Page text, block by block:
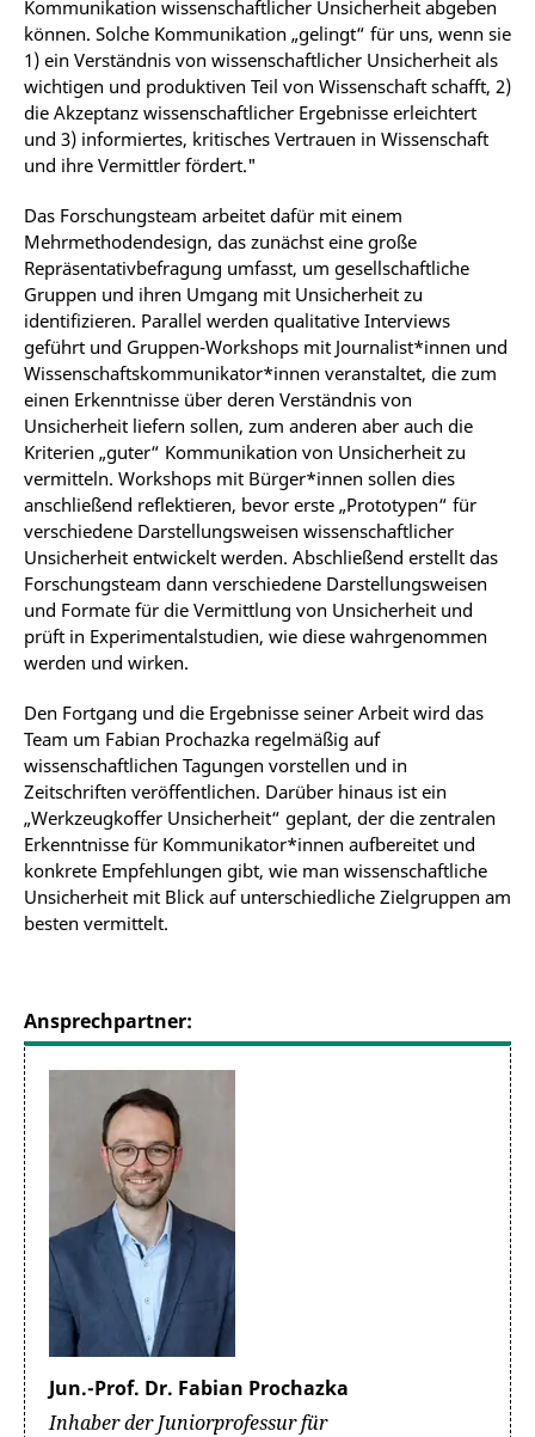
Kommunikation wissenschaftlicher Unsicherheit abgeben
können. Solche Kommunikation „gelingt“ für uns, wenn sie
1) ein Verständnis von wissenschaftlicher Unsicherheit als
wichtigen und produktiven Teil von Wissenschaft schafft, 2)
die Akzeptanz wissenschaftlicher Ergebnisse erleichtert
und 3) informiertes, kritisches Vertrauen in Wissenschaft
und ihre Vermittler fördert."
Das Forschungsteam arbeitet dafür mit einem
Mehrmethodendesign, das zunächst eine große
Repräsentativbefragung umfasst, um gesellschaftliche
Gruppen und ihren Umgang mit Unsicherheit zu
identifizieren. Parallel werden qualitative Interviews
geführt und Gruppen-Workshops mit Journalist*innen und
Wissenschaftskommunikator*innen veranstaltet, die zum
einen Erkenntnisse über deren Verständnis von
Unsicherheit liefern sollen, zum anderen aber auch die
Kriterien „guter“ Kommunikation von Unsicherheit zu
vermitteln. Workshops mit Bürger*innen sollen dies
anschließend reflektieren, bevor erste „Prototypen“ für
verschiedene Darstellungsweisen wissenschaftlicher
Unsicherheit entwickelt werden. Abschließend erstellt das
Forschungsteam dann verschiedene Darstellungsweisen
und Formate für die Vermittlung von Unsicherheit und
prüft in Experimentalstudien, wie diese wahrgenommen
werden und wirken.
Den Fortgang und die Ergebnisse seiner Arbeit wird das
Team um Fabian Prochazka regelmäßig auf
wissenschaftlichen Tagungen vorstellen und in
Zeitschriften veröffentlichen. Darüber hinaus ist ein
„Werkzeugkoffer Unsicherheit“ geplant, der die zentralen
Erkenntnisse für Kommunikator*innen aufbereitet und
konkrete Empfehlungen gibt, wie man wissenschaftliche
Unsicherheit mit Blick auf unterschiedliche Zielgruppen am
besten vermittelt.
Ansprechpartner:
Jun.-Prof. Dr. Fabian Prochazka
Inhaber der Juniorprofessur für